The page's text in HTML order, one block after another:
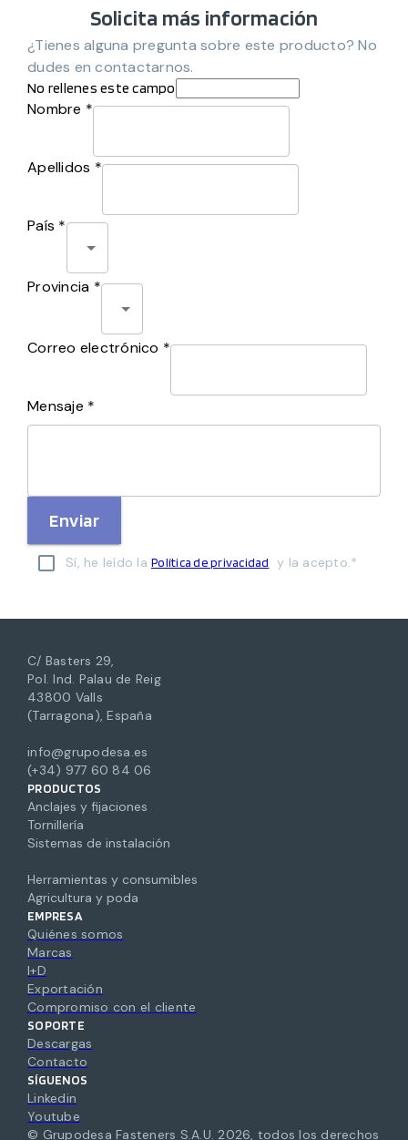
Solicita más información
¿Tienes alguna pregunta sobre este producto? No
dudes en contactarnos.
No rellenes este campo
Nombre *
Apellidos *
País *
Provincia *
Correo electrónico *
Mensaje *
Enviar
Sí, he leído la Política de privacidad y la acepto.*
C/ Basters 29,
Pol. Ind. Palau de Reig
43800 Valls
(Tarragona), España
info@grupodesa.es
(+34) 977 60 84 06
PRODUCTOS
Anclajes y fijaciones
Tornillería
Sistemas de instalación
Herramientas y consumibles
Agricultura y poda
EMPRESA
Quiénes somos
Marcas
I+D
Exportación
Compromiso con el cliente
SOPORTE
Descargas
Contacto
SÍGUENOS
Linkedin
Youtube
© Grupodesa Fasteners S.A.U. 2026, todos los derechos